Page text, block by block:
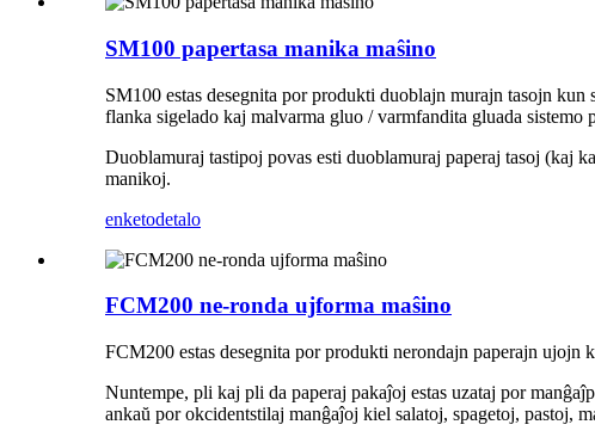
SM100 papertasa manika maŝino
SM100 estas desegnita por produkti duoblajn murajn tasojn
flanka sigelado kaj malvarma gluo / varmfandita gluada sistemo
Duoblamuraj tastipoj povas esti duoblamuraj paperaj tasoj (kaj
manikoj.
enketodetalo
FCM200 ne-ronda ujforma maŝino
FCM200 estas desegnita por produkti nerondajn paperajn
Nuntempe, pli kaj pli da paperaj pakaĵoj estas uzataj por
ankaŭ por okcidentstilaj manĝaĵoj kiel salatoj, spagetoj, pastoj,